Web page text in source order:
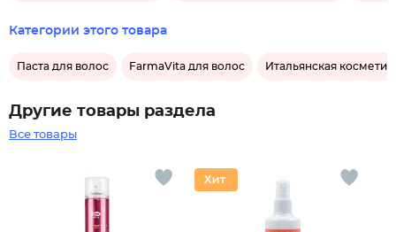
Категории этого товара
Паста для волос FarmaVita для волос Итальянская
Другие товары раздела
Все товары